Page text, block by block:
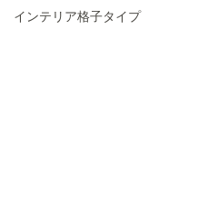
インテリア格子タイプ